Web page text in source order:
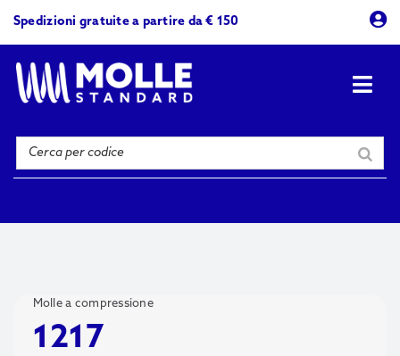
content
Spedizioni gratuite a partire da € 150
Azienda
Molle a compressione
1217